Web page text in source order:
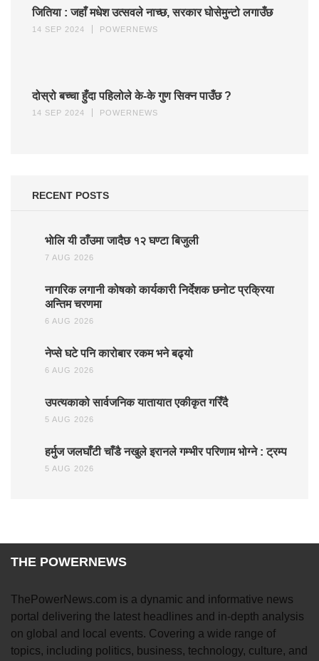
जितिया : जहाँ मधेश उत्सवले नाच्छ, सरकार घोसेमुन्टो लगाउँछ
14 SEP 2024 POWERNEWS
दोस्रो बच्चा हुँदा पहिलोले के-के गुण सिक्न पाउँछ ?
14 SEP 2024 POWERNEWS
RECENT POSTS
भाेलि यी ठाँउमा जादैछ १२ घण्टा बिजुली
7 AUG 2026
नागरिक लगानी कोषको कार्यकारी निर्देशक छनोट प्रक्रिया
अन्तिम चरणमा
6 AUG 2026
नेप्से घटे पनि कारोबार रकम भने बढ्यो
6 AUG 2026
उपत्यकाको सार्वजनिक यातायात एकीकृत गरिँदै
5 AUG 2026
हर्मुज जलघाँटी चाँडै नखुले इरानले गम्भीर परिणाम भोग्ने : ट्रम्प
5 AUG 2026
THE POWERNEWS
ThePowerNews.com is a dynamic and informative news
portal delivering the latest headlines and in-depth analysis
on global and local events. Covering a wide range of
topics, including politics, business, technology, culture, and